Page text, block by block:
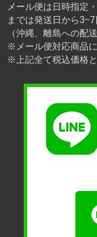
メール便は日時指定
までは発送日から
（沖縄、離島への配
※メール便対応商品
※上記全て税込価格と